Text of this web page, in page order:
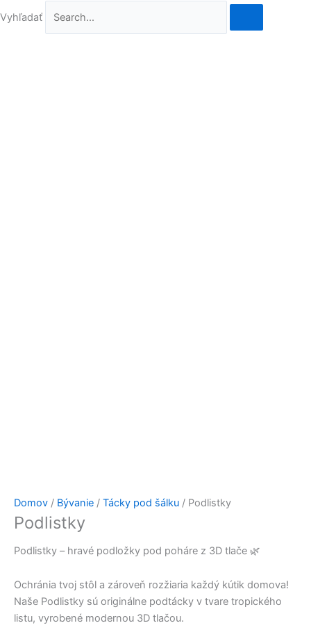
Vyhľadať
Domov / Bývanie / Tácky pod šálku / Podlistky
Podlistky
Podlistky – hravé podložky pod poháre z 3D tlače 🌿
Ochránia tvoj stôl a zároveň rozžiaria každý kútik domova!
Naše Podlistky sú originálne podtácky v tvare tropického
listu, vyrobené modernou 3D tlačou.